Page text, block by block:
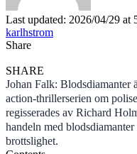
Last updated: 2026/04/29 at
karlhstrom
Share
SHARE
Johan Falk: Blodsdiamanter
action-thrillerserien om
regisserades av Richard
handeln med
brottslighet.